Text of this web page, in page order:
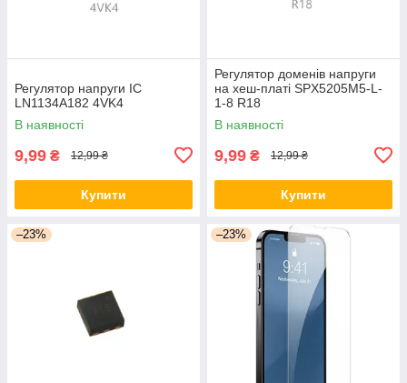
Регулятор напруги ІС
LN1134A182 4VK4
В наявності
9,99 ₴ 12,99 ₴
Купити
Регулятор доменів напруги
на хеш-платі SPX5205M5-L-
1-8 R18
В наявності
9,99 ₴ 12,99 ₴
Купити
–23% –23%